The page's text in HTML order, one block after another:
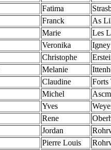
Fatima
Franck
As
Marie
Les
Veronika
Igney
Christophe
Melanie
Claudine
Forts
Michel
Yves
Rene
Jordan
Pierre Louis